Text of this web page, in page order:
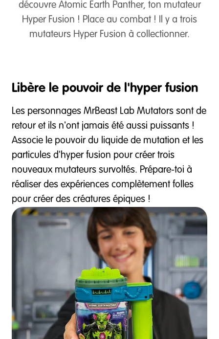
découvre Atomic Earth Panther, ton mutateur
Hyper Fusion ! Place au combat ! Il y a trois
mutateurs Hyper Fusion à collectionner.
Libère le pouvoir de l'hyper fusion
Les personnages MrBeast Lab Mutators sont de
retour et ils n'ont jamais été aussi puissants !
Associe le pouvoir du liquide de mutation et les
particules d'hyper fusion pour créer trois
nouveaux mutateurs survoltés. Prépare-toi à
réaliser des expériences complètement folles
pour créer des créatures épiques !